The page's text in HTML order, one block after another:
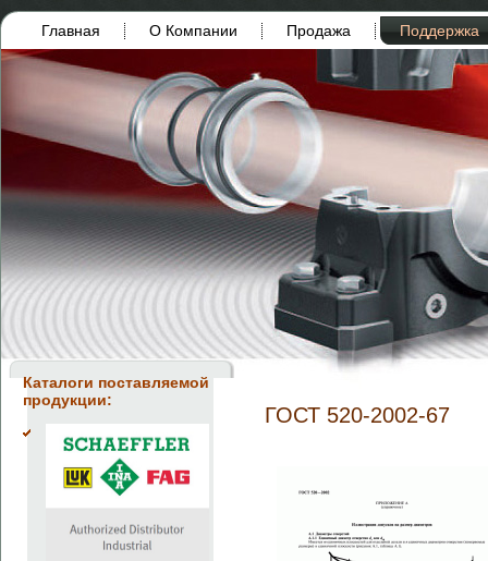
Главная О Компании Продажа Поддержка
Каталоги поставляемой
продукции:
ГОСТ 520-2002-67